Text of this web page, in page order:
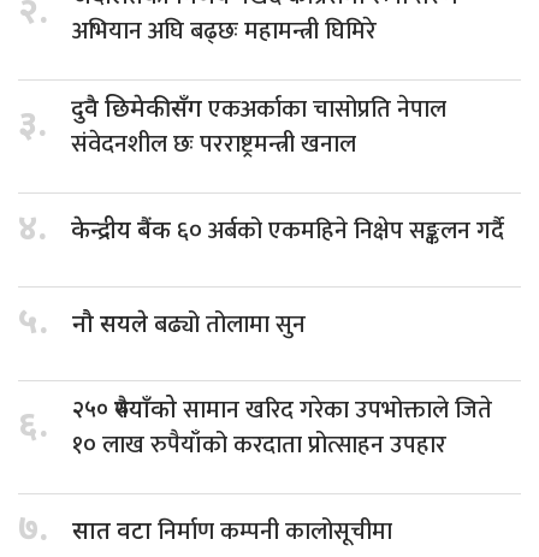
२.
अभियान अघि बढ्छः महामन्त्री घिमिरे
३. दुवै छिमेकीसँगएकअर्काका चासोप्रति नेपाल
संवेदनशील छः परराष्ट्रमन्त्री खनाल
४. केन्द्रीय बैंक ६० अर्बको एकमहिने निक्षेप सङ्कलन गर्दै
५. नौ सयलेबढ्यो तोलामा सुन
६. २५० रुपैयाँकोसामान खरिद गरेका उपभोक्ताले जिते
१० लाख रुपैयाँको करदाता प्रोत्साहन उपहार
७. सात वटानिर्माण कम्पनी कालोसूचीमा